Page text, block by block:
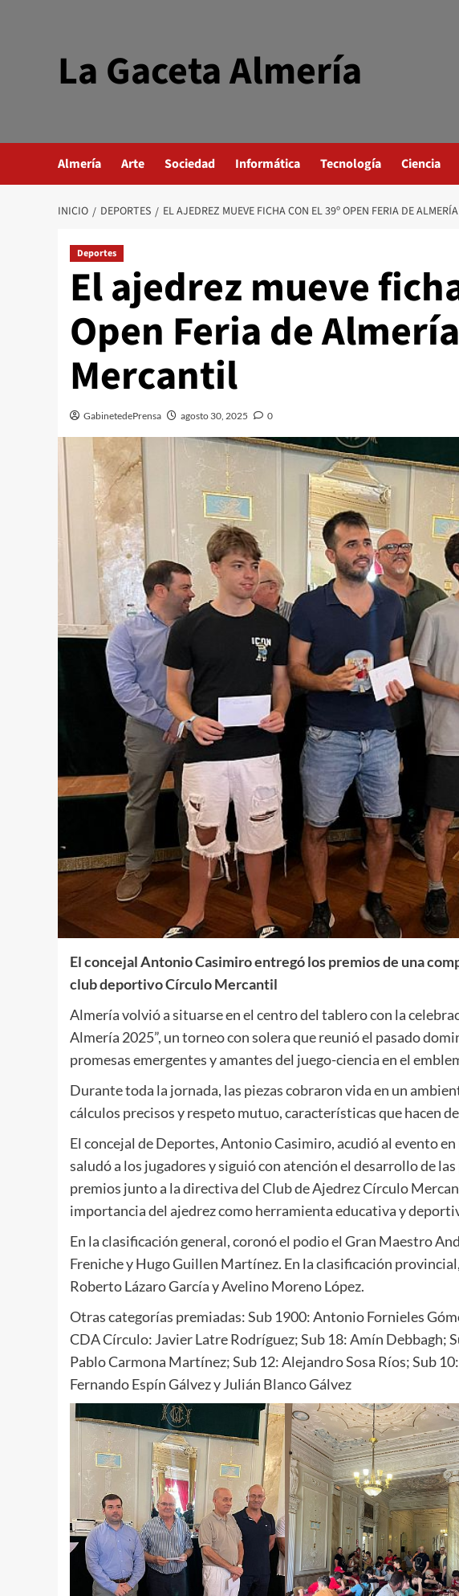
La Gaceta Almería
Almería Arte Sociedad Informática Tecnología Ciencia
INICIO DEPORTES EL AJEDREZ MUEVE FICHA CON EL 39º OPEN FERIA DE
Deportes
El ajedrez mueve
Open Feria de
Mercantil
GabinetedePrensa agosto 30, 2025 0
El concejal Antonio Casimiro entregó los premios de una
club deportivo Círculo Mercantil
Almería volvió a situarse en el centro del tablero con la
Almería 2025”, un torneo con solera que reunió el pasado
promesas emergentes y amantes del juego-ciencia en el
Durante toda la jornada, las piezas cobraron vida en un
cálculos precisos y respeto mutuo, características que hacen
El concejal de Deportes, Antonio Casimiro, acudió al evento
saludó a los jugadores y siguió con atención el desarrollo de
premios junto a la directiva del Club de Ajedrez Círculo
importancia del ajedrez como herramienta educativa y
En la clasificación general, coronó el podio el Gran Maestro
Freniche y Hugo Guillen Martínez. En la clasificación
Roberto Lázaro García y Avelino Moreno López.
Otras categorías premiadas: Sub 1900: Antonio Fornieles
CDA Círculo: Javier Latre Rodríguez; Sub 18: Amín Debbagh;
Pablo Carmona Martínez; Sub 12: Alejandro Sosa Ríos; Sub
Fernando Espín Gálvez y Julián Blanco Gálvez